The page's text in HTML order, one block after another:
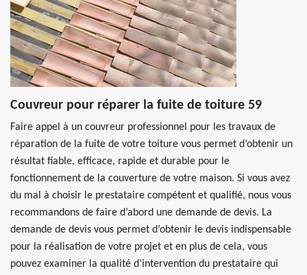
Couvreur pour réparer la fuite de toiture 59
Faire appel à un couvreur professionnel pour les travaux de
réparation de la fuite de votre toiture vous permet d’obtenir un
résultat fiable, efficace, rapide et durable pour le
fonctionnement de la couverture de votre maison. Si vous avez
du mal à choisir le prestataire compétent et qualifié, nous vous
recommandons de faire d’abord une demande de devis. La
demande de devis vous permet d’obtenir le devis indispensable
pour la réalisation de votre projet et en plus de cela, vous
pouvez examiner la qualité d’intervention du prestataire qui